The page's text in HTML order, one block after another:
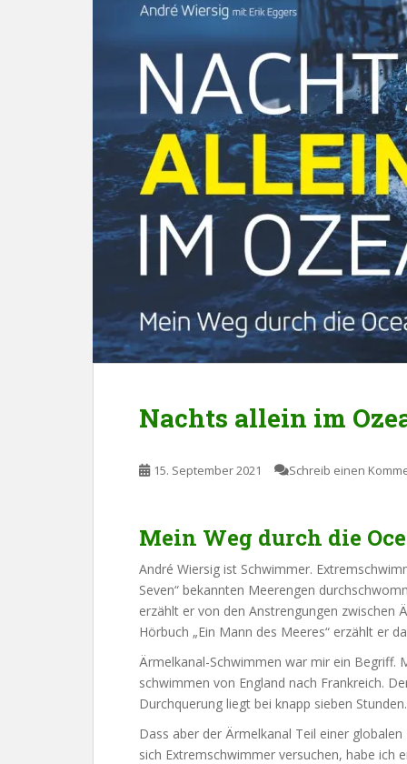
Nachts allein im
15. September 2021 Schreib einen
Mein Weg durch die
André Wiersig ist Schwimmer.
Seven“ bekannten Meerengen
erzählt er von den Anstrengungen zwischen
Hörbuch „Ein Mann des Meeres“ erzählt er
Ärmelkanal-Schwimmen war mir ein Begriff.
schwimmen von England nach Frankreich.
Durchquerung liegt bei knapp sieben Stunden.
Dass aber der Ärmelkanal Teil einer
sich Extremschwimmer versuchen, habe ich